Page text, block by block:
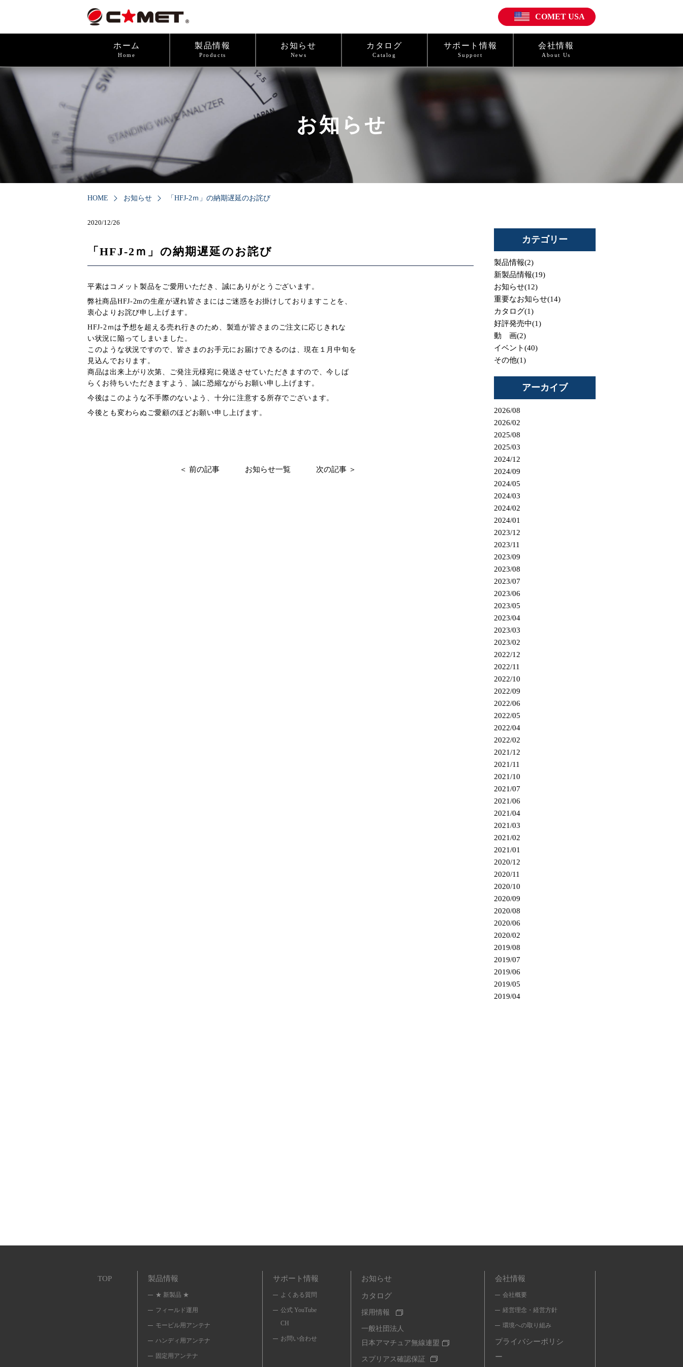
COMET USA
ホーム
Home
製品情報
Products
お知らせ
News
カタログ
Catalog
サポート情報
Support
会社情報
About Us
お知らせ
HOME お知らせ 「HFJ-2ｍ」の納期遅延のお詫び
2020/12/26
「HFJ-2ｍ」の納期遅延のお詫び
平素はコメット製品をご愛用いただき、誠にありがとうございます。
弊社商品HFJ-2mの生産が遅れ皆さまにはご迷惑をお掛けしておりますことを、
衷心よりお詫び申し上げます。
HFJ-2ｍは予想を超える売れ行きのため、製造が皆さまのご注文に応じきれな
い状況に陥ってしまいました。
このような状況ですので、皆さまのお手元にお届けできるのは、現在１月中旬を
見込んでおります。
商品は出来上がり次第、ご発注元様宛に発送させていただきますので、今しば
らくお待ちいただきますよう、誠に恐縮ながらお願い申し上げます。
今後はこのような不手際のないよう、十分に注意する所存でございます。
今後とも変わらぬご愛顧のほどお願い申し上げます。
＜ 前の記事 お知らせ一覧 次の記事 ＞
カテゴリー
製品情報(2)
新製品情報(19)
お知らせ(12)
重要なお知らせ(14)
カタログ(1)
好評発売中(1)
動 画(2)
イベント(40)
その他(1)
アーカイブ
2026/08
2026/02
2025/08
2025/03
2024/12
2024/09
2024/05
2024/03
2024/02
2024/01
2023/12
2023/11
2023/09
2023/08
2023/07
2023/06
2023/05
2023/04
2023/03
2023/02
2022/12
2022/11
2022/10
2022/09
2022/06
2022/05
2022/04
2022/02
2021/12
2021/11
2021/10
2021/07
2021/06
2021/04
2021/03
2021/02
2021/01
2020/12
2020/11
2020/10
2020/09
2020/08
2020/06
2020/02
2019/08
2019/07
2019/06
2019/05
2019/04
TOP 製品情報
★ 新製品 ★
フィールド運用
モービル用アンテナ
ハンディ用アンテナ
固定用アンテナ
サポート情報
よくある質問
公式 YouTube
CH
お問い合わせ
お知らせ
カタログ
採用情報
一般社団法人
日本アマチュア無線連盟
スプリアス確認保証
会社情報
会社概要
経営理念・経営方針
環境への取り組み
プライバシーポリシ
ー